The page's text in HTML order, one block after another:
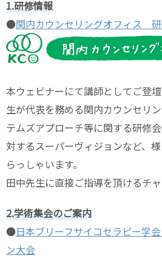
1.研修情報
●関内カウンセリングオフィス
本ウェビナーにて講師としてご登
生が代表を務める関内カウンセリ
テムズアプローチ等に関する研修
対するスーパーヴィジョンなど、
らっしゃいます。
田中先生に直接ご指導を頂けるチャ
2.学術集会のご案内
●日本ブリーフサイコセラピー学
ン大会